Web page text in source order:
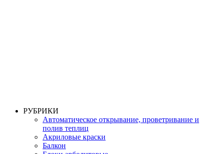
РУБРИКИ
Автоматическое открывание, проветривание и
полив теплиц
Акриловые краски
Балкон